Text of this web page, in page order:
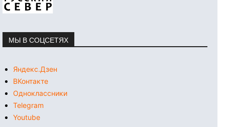
МЫ В СОЦСЕТЯХ
Яндекс.Дзен
ВКонтакте
Одноклассники
Telegram
Youtube